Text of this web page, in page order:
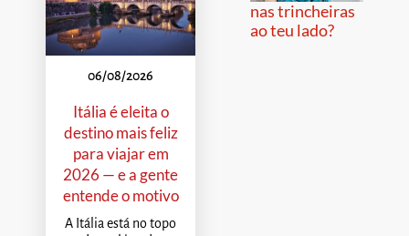
06/08/2026
Itália é eleita o
destino mais feliz
para viajar em
2026 — e a gente
entende o motivo
A Itália está no topo
nas trincheiras
ao teu lado?